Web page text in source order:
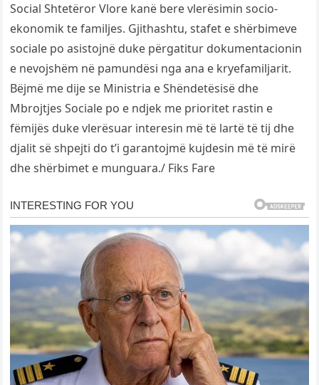
Social Shtetëror Vlore kanë bere vlerësimin socio-
ekonomik te familjes. Gjithashtu, stafet e shërbimeve
sociale po asistojnë duke përgatitur dokumentacionin
e nevojshëm në pamundësi nga ana e kryefamiljarit.
Bëjmë me dije se Ministria e Shëndetësisë dhe
Mbrojtjes Sociale po e ndjek me prioritet rastin e
fëmijës duke vlerësuar interesin më të lartë të tij dhe
djalit së shpejti do t’i garantojmë kujdesin më të mirë
dhe shërbimet e munguara./ Fiks Fare